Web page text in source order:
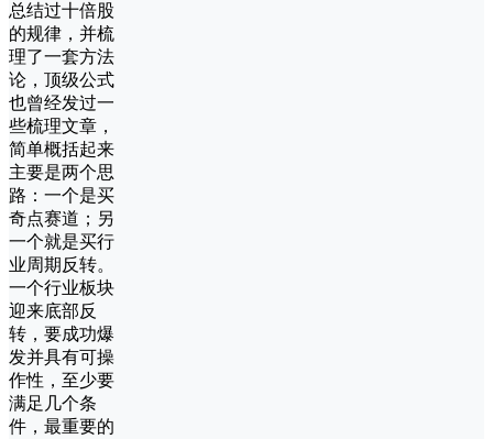
总结过十倍股
的规律，并梳
理了一套方法
论，顶级公式
也曾经发过一
些梳理文章，
简单概括起来
主要是两个思
路：一个是买
奇点赛道；另
一个就是买行
业周期反转。
一个行业板块
迎来底部反
转，要成功爆
发并具有可操
作性，至少要
满足几个条
件，最重要的